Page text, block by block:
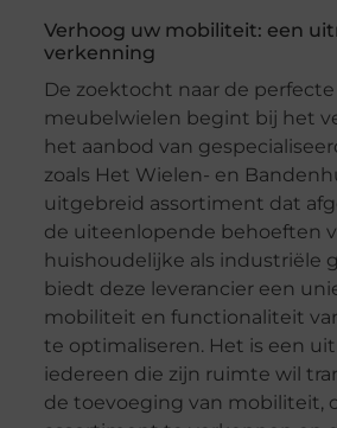
Verhoog uw mobiliteit: een
verkenning
De zoektocht naar de
meubelwielen begint bij het
het aanbod van
zoals Het Wielen- en
uitgebreid assortiment dat
de uiteenlopende behoeften
huishoudelijke als industriële
biedt deze leverancier een
mobiliteit en functionaliteit
te optimaliseren. Het is een
iedereen die zijn ruimte wil
de toevoeging van mobiliteit,